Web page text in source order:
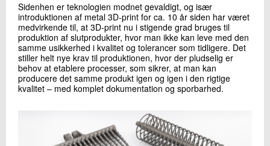
Sidenhen er teknologien modnet gevaldigt, og især
introduktionen af metal 3D-print for ca. 10 år siden har været
medvirkende til, at 3D-print nu i stigende grad bruges til
produktion af slutprodukter, hvor man ikke kan leve med den
samme usikkerhed i kvalitet og tolerancer som tidligere. Det
stiller helt nye krav til produktionen, hvor der pludselig er
behov at etablere processer, som sikrer, at man kan
producere det samme produkt igen og igen i den rigtige
kvalitet – med komplet dokumentation og sporbarhed.